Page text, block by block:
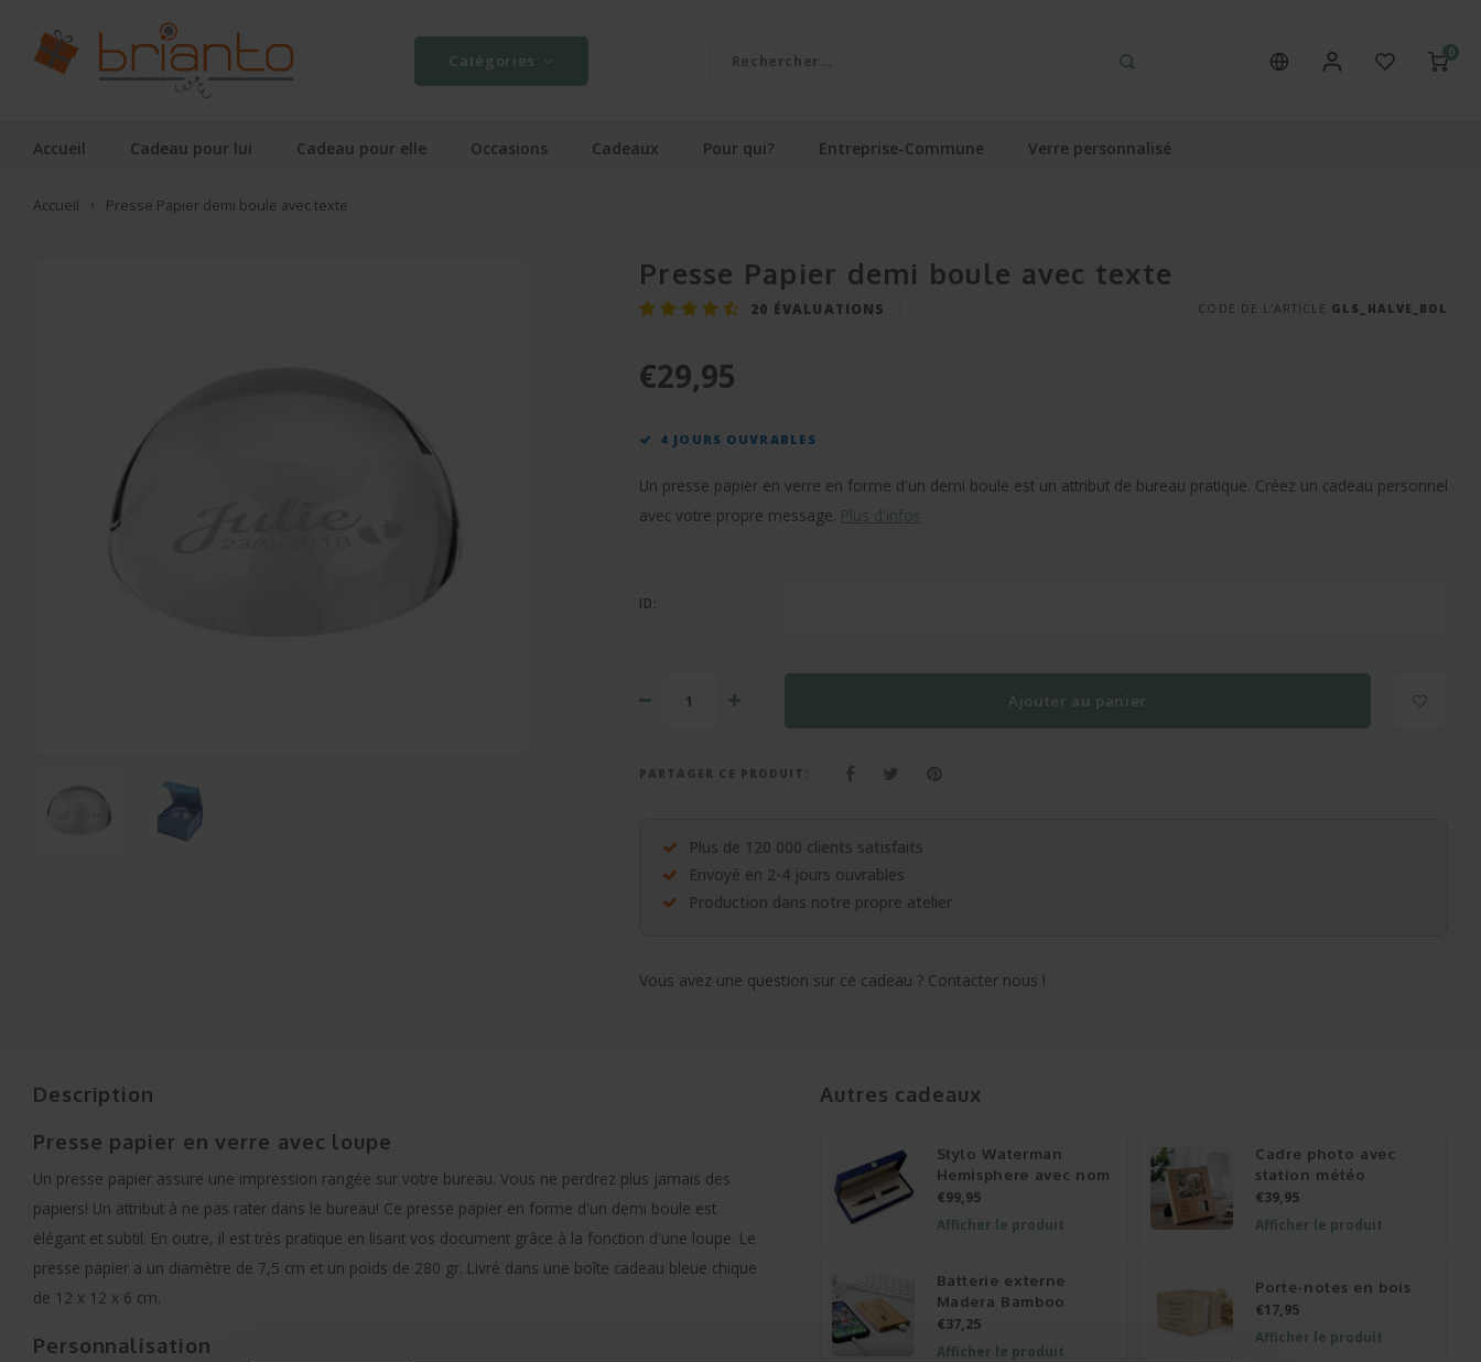
Catégories 0
Accueil Cadeau pour lui Cadeau pour elle Occasions Cadeaux Pour qui? Entreprise-Commune Verre personnalisé
Accueil Presse Papier demi boule avec texte
Presse Papier demi boule avec texte
20 ÉVALUATIONS CODE DE L'ARTICLE GLS_HALVE_BOL
€29,95
4 JOURS OUVRABLES
Un presse papier en verre en forme d'un demi boule est un attribut de bureau pratique. Créez un cadeau personnel
avec votre propre message. Plus d'infos
ID:
Ajouter au panier
PARTAGER CE PRODUIT:
Plus de 120 000 clients satisfaits
Envoyé en 2-4 jours ouvrables
Production dans notre propre atelier
Vous avez une question sur ce cadeau ? Contacter nous !
Description
Presse papier en verre avec loupe
Un presse papier assure une impression rangée sur votre bureau. Vous ne perdrez plus jamais des
papiers! Un attribut à ne pas rater dans le bureau! Ce presse papier en forme d'un demi boule est
élégant et subtil. En outre, il est très pratique en lisant vos document grâce à la fonction d'une loupe. Le
presse papier a un diamètre de 7,5 cm et un poids de 280 gr. Livré dans une boîte cadeau bleue chique
de 12 x 12 x 6 cm.
Personnalisation
Autres cadeaux
Stylo Waterman
Hemisphere avec nom
€99,95
Afficher le produit
Cadre photo avec
station météo
€39,95
Afficher le produit
Batterie externe
Madera Bamboo
€37,25
Afficher le produit
Porte-notes en bois
€17,95
Afficher le produit